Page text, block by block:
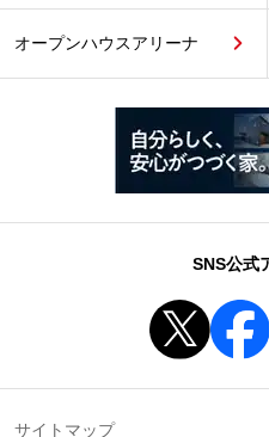
オープンハウスアリーナ
SNS公式
サイトマップ